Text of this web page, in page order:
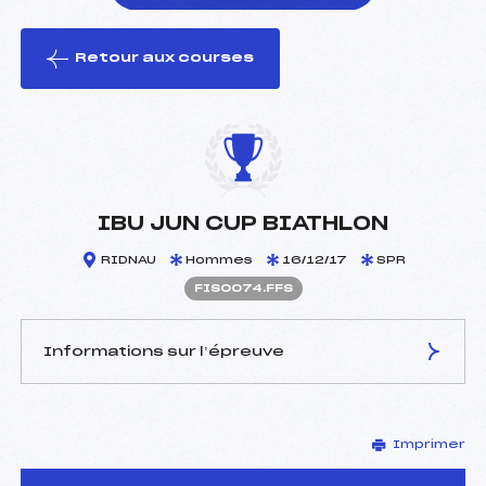
le ski
Retour aux courses
IBU JUN CUP BIATHLON
RIDNAU Hommes 16/12/17 SPR
FIS0074.FFS
Informations sur l’épreuve
–
D.T Adjoint :
–
Imprimer